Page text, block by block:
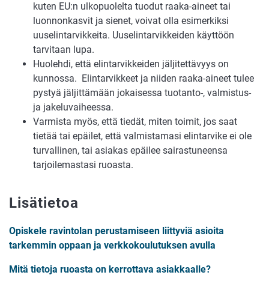
kuten EU:n ulkopuolelta tuodut raaka-aineet tai
luonnonkasvit ja sienet, voivat olla esimerkiksi
uuselintarvikkeita. Uuselintarvikkeiden käyttöön
tarvitaan lupa.
Huolehdi, että elintarvikkeiden jäljitettävyys on
kunnossa. Elintarvikkeet ja niiden raaka-aineet tulee
pystyä jäljittämään jokaisessa tuotanto-, valmistus-
ja jakeluvaiheessa.
Varmista myös, että tiedät, miten toimit, jos saat
tietää tai epäilet, että valmistamasi elintarvike ei ole
turvallinen, tai asiakas epäilee sairastuneensa
tarjoilemastasi ruoasta.
Lisätietoa
Opiskele ravintolan perustamiseen liittyviä asioita
tarkemmin oppaan ja verkkokoulutuksen avulla
Mitä tietoja ruoasta on kerrottava asiakkaalle?